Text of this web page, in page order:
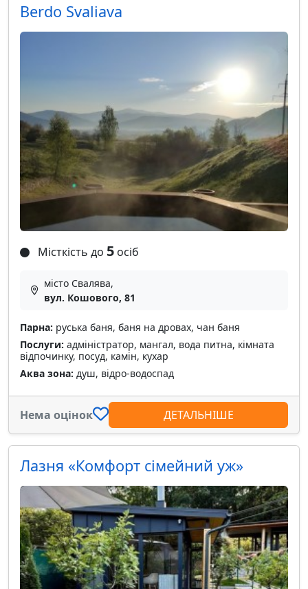
Berdo Svaliava
Місткість до 5 осіб
місто Свалява,
вул. Кошового, 81
Парна: руська баня, баня на дровах, чан баня
Послуги: адміністратор, мангал, вода питна, кімната
відпочинку, посуд, камін, кухар
Аква зона: душ, відро-водоспад
Нема оцінок ДЕТАЛЬНІШЕ
Лазня «Комфорт сімейний уж»